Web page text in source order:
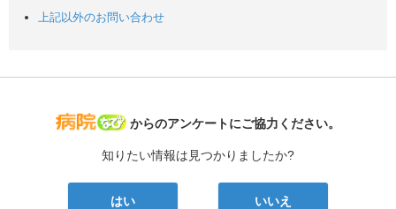
上記以外のお問い合わせ
病院なび
からのアンケートにご協力ください。
知りたい情報は見つかりましたか?
はい いいえ